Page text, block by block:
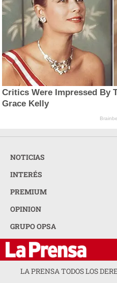
Critics Were Impressed By
Grace Kelly
NOTICIAS
INTERÉS
PREMIUM
OPINION
GRUPO OPSA
LA PRENSA TODOS LOS